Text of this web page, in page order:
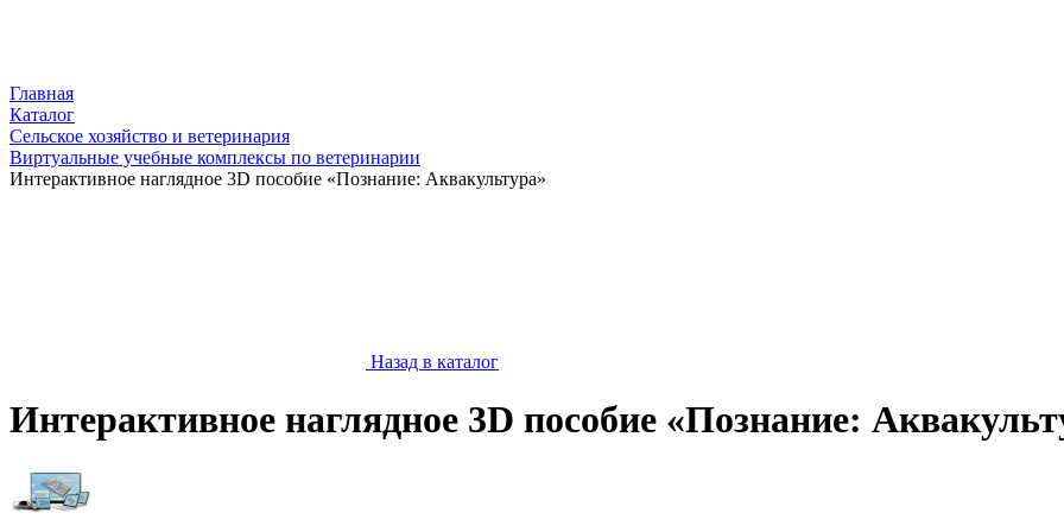
Главная
Каталог
Сельское хозяйство и ветеринария
Виртуальные учебные комплексы по ветеринарии
Интерактивное наглядное 3D пособие «Познание: Аквакультура»
Назад в каталог
Интерактивное наглядное 3D пособие «Познание: